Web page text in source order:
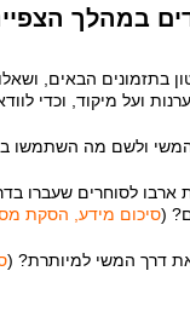
במהלך
בתזמונים הבאים,
ועל מיקוד, וכדי
סכנות ארבו לסוחרים
(סיכום מידע, הסקת